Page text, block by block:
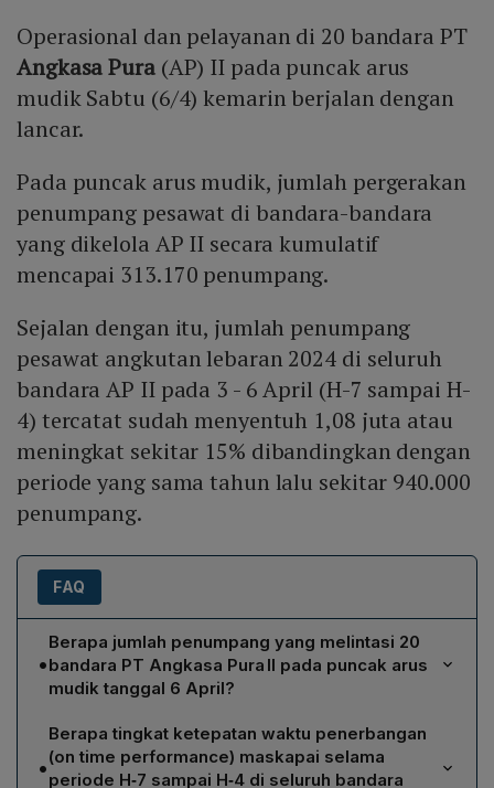
Operasional dan pelayanan di 20 bandara PT
Angkasa Pura(AP) II pada puncak arus
mudik Sabtu (6/4) kemarin berjalan dengan
lancar.
Pada puncak arus mudik, jumlah pergerakan
penumpang pesawat di bandara-bandara
yang dikelola AP II secara kumulatif
mencapai 313.170 penumpang.
Sejalan dengan itu, jumlah penumpang
pesawat angkutan lebaran 2024 di seluruh
bandara AP II pada 3 - 6 April (H-7 sampai H-
4) tercatat sudah menyentuh 1,08 juta atau
meningkat sekitar 15% dibandingkan dengan
periode yang sama tahun lalu sekitar 940.000
penumpang.
FAQ
•
Berapa jumlah penumpang yang melintasi 20
bandara PT Angkasa Pura II pada puncak arus
mudik tanggal 6 April?
Pada puncak arus mudik 6 April, total penumpang yang
bergerak di ke-20 bandara yang dikelola PT Angkasa
Pura II mencapai 313.170 orang.
•
Berapa tingkat ketepatan waktu penerbangan
(on time performance) maskapai selama
periode H‑7 sampai H‑4 di seluruh bandara